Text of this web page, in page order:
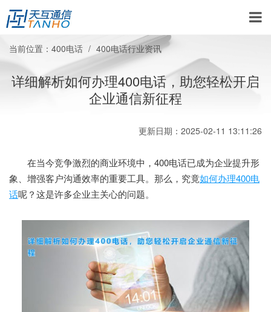
当前位置： 400电话 400电话行业资讯
详细解析如何办理400电话，助您轻松开启
企业通信新征程
更新日期：2025-02-11 13:11:26
在当今竞争激烈的商业环境中，400电话已成为企业提升形
象、增强客户沟通效率的重要工具。那么，究竟如何办理400电
话呢？这是许多企业主关心的问题。